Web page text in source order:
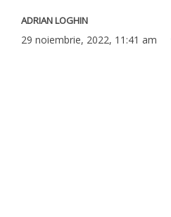
ADRIAN LOGHIN
29 noiembrie, 2022, 11:41 am